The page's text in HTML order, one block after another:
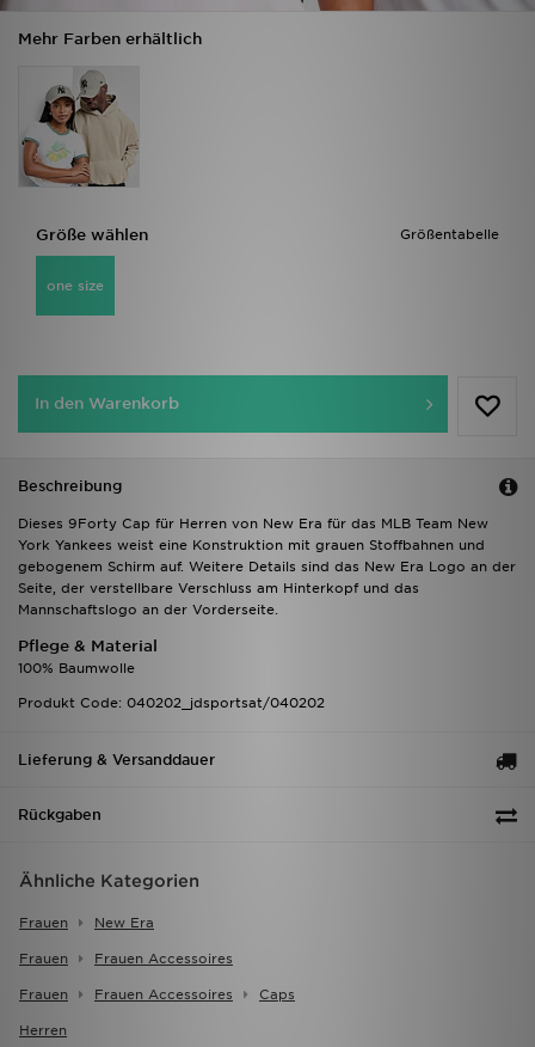
Mehr Farben erhältlich
Größentabelle
Größe wählen
one size
In den Warenkorb
Beschreibung
Dieses 9Forty Cap für Herren von New Era für das MLB Team New
York Yankees weist eine Konstruktion mit grauen Stoffbahnen und
gebogenem Schirm auf. Weitere Details sind das New Era Logo an der
Seite, der verstellbare Verschluss am Hinterkopf und das
Mannschaftslogo an der Vorderseite.
Pflege & Material
100% Baumwolle
Produkt Code: 040202_jdsportsat/040202
Lieferung & Versanddauer
Rückgaben
Ähnliche Kategorien
Frauen New Era
Frauen Frauen Accessoires
Frauen Frauen Accessoires Caps
Herren
Bestellverfolgung
Hilfe & Kontakt
Trending Styles